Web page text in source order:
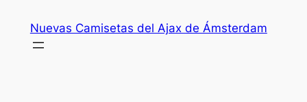
contenido
Nuevas Camisetas del Ajax de Ámsterdam